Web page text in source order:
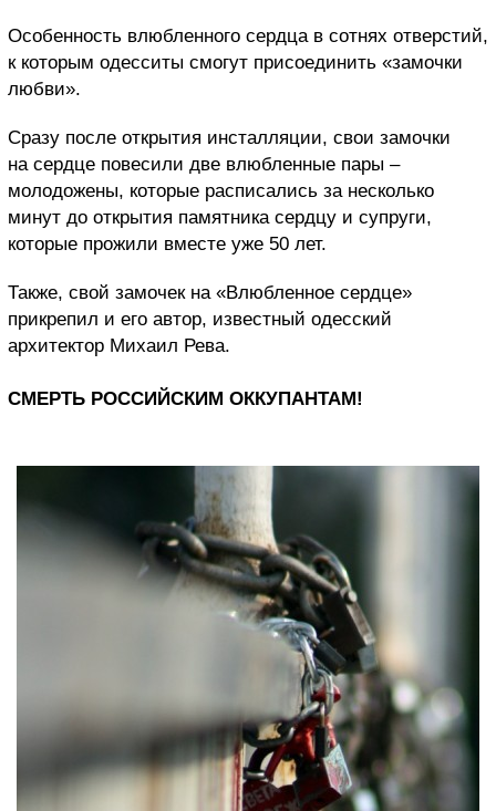
Особенность влюбленного сердца в сотнях отверстий,
к которым одесситы смогут присоединить «замочки
любви».
Сразу после открытия инсталляции, свои замочки
на сердце повесили две влюбленные пары –
молодожены, которые расписались за несколько
минут до открытия памятника сердцу и супруги,
которые прожили вместе уже 50 лет.
Также, свой замочек на «Влюбленное сердце»
прикрепил и его автор, известный одесский
архитектор Михаил Рева.
СМЕРТЬ РОССИЙСКИМ ОККУПАНТАМ!